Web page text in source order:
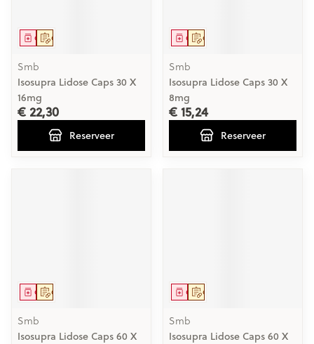
Op voorschrift
Geneesmiddel
Smb
Isosupra Lidose Caps 30 X
16mg
€ 22,30
Reserveer
Op voorschrift
Geneesmiddel
Smb
Isosupra Lidose Caps 30 X
8mg
€ 15,24
Reserveer
Op voorschrift
Geneesmiddel
Smb
Isosupra Lidose Caps 60 X
Op voorschrift
Geneesmiddel
Smb
Isosupra Lidose Caps 60 X